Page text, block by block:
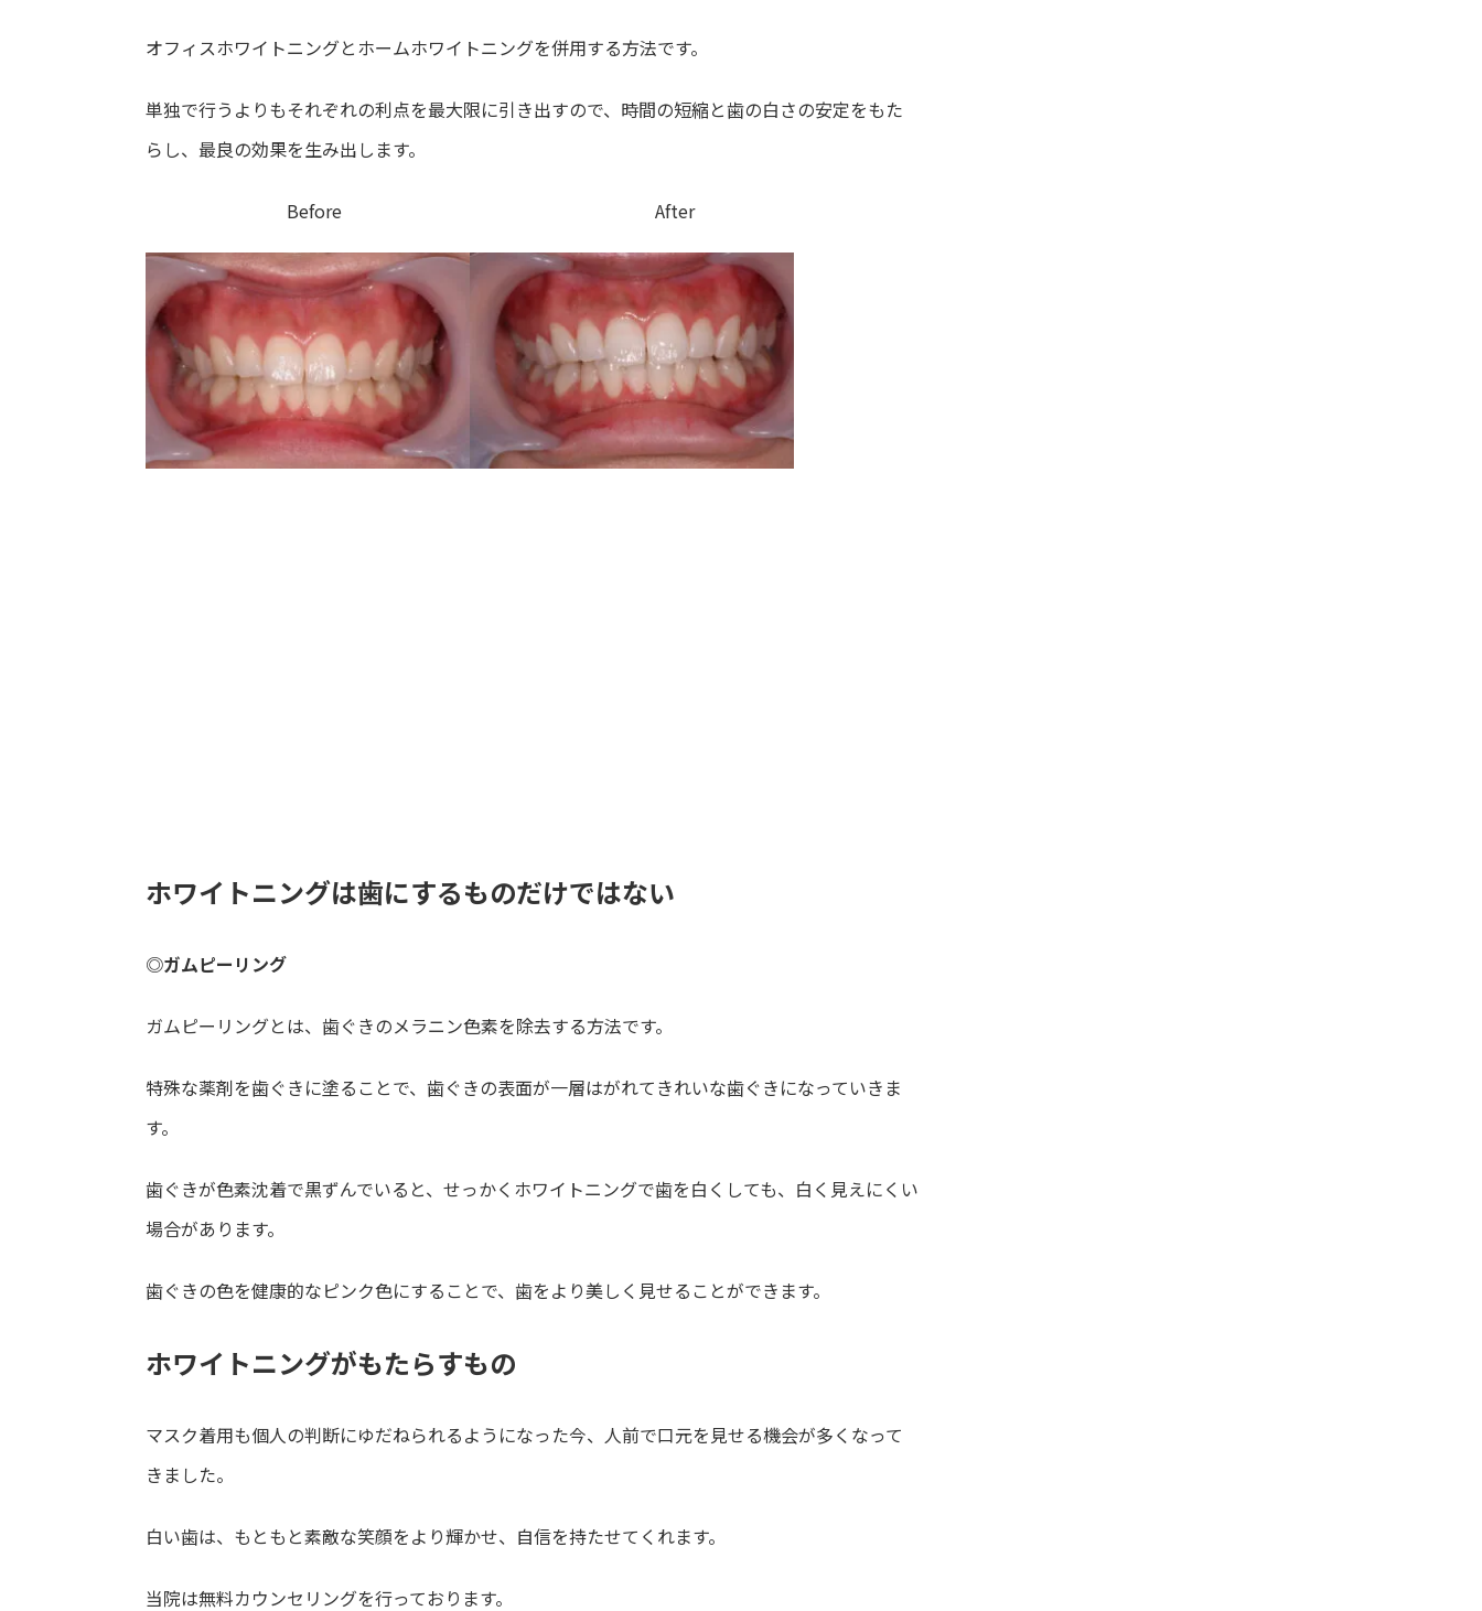
オフィスホワイトニングとホームホワイトニングを併用する方法です。
単独で行うよりもそれぞれの利点を最大限に引き出すので、時間の短縮と歯の白さの安定をもた
らし、最良の効果を生み出します。
Before After
ホワイトニングは歯にするものだけではない
◎ガムピーリング
ガムピーリングとは、歯ぐきのメラニン色素を除去する方法です。
特殊な薬剤を歯ぐきに塗ることで、歯ぐきの表面が一層はがれてきれいな歯ぐきになっていきま
す。
歯ぐきが色素沈着で黒ずんでいると、せっかくホワイトニングで歯を白くしても、白く見えにくい
場合があります。
歯ぐきの色を健康的なピンク色にすることで、歯をより美しく見せることができます。
ホワイトニングがもたらすもの
マスク着用も個人の判断にゆだねられるようになった今、人前で口元を見せる機会が多くなって
きました。
白い歯は、もともと素敵な笑顔をより輝かせ、自信を持たせてくれます。
当院は無料カウンセリングを行っております。